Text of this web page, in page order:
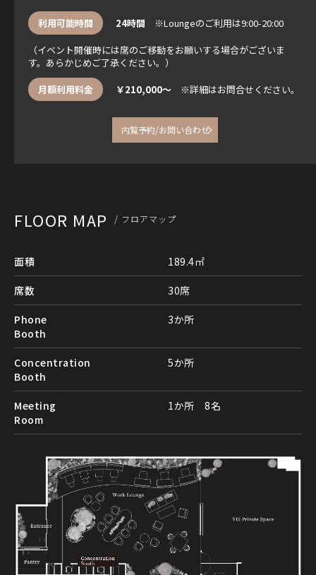
利用可能時間 24時間
※Loungeのご利用は9:00-20:00
（イベント開催時には席のご移動をお願いする場合がございま
す。あらかじめご了承ください。）
月額利用料金
￥210,000～ ※詳細はお問合せください。
内覧予約/お問い合わせ
FLOOR MAP / フロアマップ
面積 189.4㎡
席数 30席
Phone
Booth
3か所
Concentration
Booth
5か所
Meeting
Room
1か所 8名